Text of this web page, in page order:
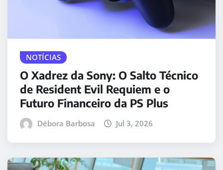
NOTÍCIAS
O Xadrez da Sony: O Salto Técnico
de Resident Evil Requiem e o
Futuro Financeiro da PS Plus
Débora Barbosa Jul 3, 2026